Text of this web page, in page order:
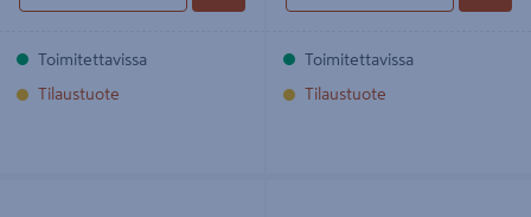
Toimitettavissa
Tilaustuote
Toimitettavissa
Tilaustuote